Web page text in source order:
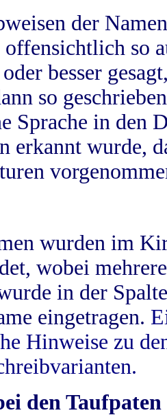
der
so
besser
so
Sprache in
erkannt wurde,
wurden im
wobei
in der
eingetragen.
Hinweise zu
den Taufpaten